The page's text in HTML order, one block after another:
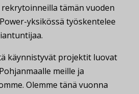
tämän vuoden
yksikössä työskentelee
käynnistyvät projektit luovat
meille ja
Olemme tänä vuonna